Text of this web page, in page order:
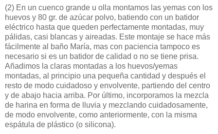
(2) En un cuenco grande u olla montamos las yemas con los
huevos y 80 gr. de azúcar polvo, batiendo con un batidor
eléctrico hasta que queden perfectamente montadas, muy
pálidas, casi blancas y aireadas. Este montaje se hace más
fácilmente al baño María, mas con paciencia tampoco es
necesario si es un batidor de calidad o no se tiene prisa.
Añadimos la claras montadas a los huevos/yemas
montadas, al principio una pequeña cantidad y después el
resto de modo cuidadoso y envolvente, partiendo del centro
y de abajo hacia arriba. Por último, incorporamos la mezcla
de harina en forma de lluvia y mezclando cuidadosamente,
de modo envolvente, como anteriormente, con la misma
espátula de plástico (o silicona).